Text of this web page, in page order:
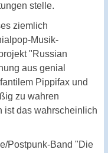
stelle.
ziemlich
Musik-
"Russian
aus genial
Pippifax und
zu wahren
ist das wahrscheinlich
Postpunk-Band "Die